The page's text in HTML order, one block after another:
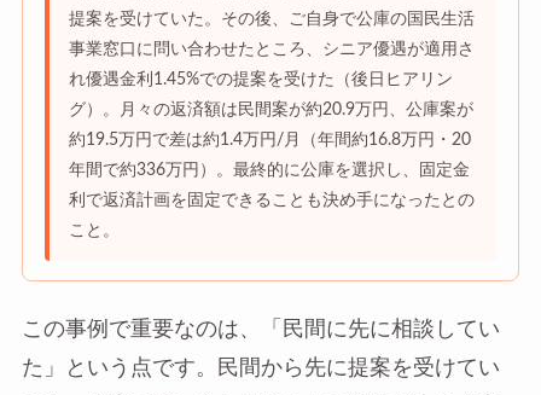
提案を受けていた。その後、ご自身で公庫の国民生活
事業窓口に問い合わせたところ、シニア優遇が適用さ
れ優遇金利1.45%での提案を受けた（後日ヒアリン
グ）。月々の返済額は民間案が約20.9万円、公庫案が
約19.5万円で差は約1.4万円/月（年間約16.8万円・20
年間で約336万円）。最終的に公庫を選択し、固定金
利で返済計画を固定できることも決め手になったとの
こと。
この事例で重要なのは、「民間に先に相談してい
た」という点です。民間から先に提案を受けてい